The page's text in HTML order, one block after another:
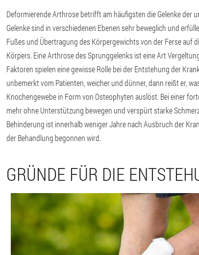
Deformierende Arthrose betrifft am häufigsten die Gelenke der
Gelenke sind in verschiedenen Ebenen sehr beweglich und
Fußes und Übertragung des Körpergewichts von der Ferse auf
Körpers. Eine Arthrose des Sprunggelenks ist eine Art
Faktoren spielen eine gewisse Rolle bei der Entstehung der
unbemerkt vom Patienten, weicher und dünner, dann reißt er,
Knochengewebe in Form von Osteophyten auslöst. Bei einer
mehr ohne Unterstützung bewegen und verspürt starke
Behinderung ist innerhalb weniger Jahre nach Ausbruch der
der Behandlung begonnen wird.
GRÜNDE FÜR DIE